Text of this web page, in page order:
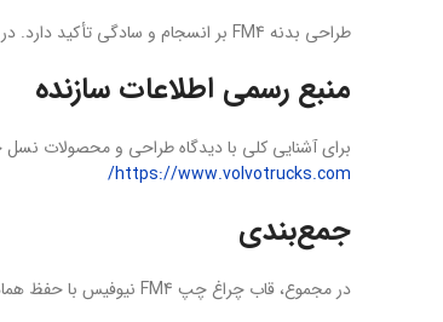
طراحی بدنه FM4 بر انسجام و سادگی تأکید دارد. در این میان، قاب چراغ چپ بخشی از همین رویکرد طراحی محسوب می‌شود.
منبع رسمی اطلاعات سازنده
برای آشنایی کلی با دیدگاه طراحی و محصولات
https://www.volvotrucks.com/
جمع‌بندی
در مجموع، قاب چراغ چپ FM4 نیوفیس با حفظ هماهنگی ظاهری و کمک به حفاظت از چراغ جلو، نقش مهمی در نظم بدنه ایفا می‌کند. برای دریافت مشاوره و تهیه این قطعه، با